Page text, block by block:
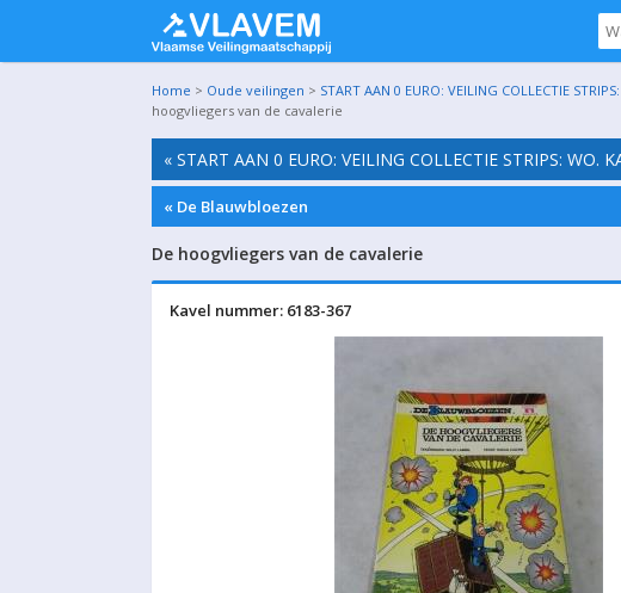
Home > Oude veilingen > START AAN 0 EURO: VEILING COLLECTIE
hoogvliegers van de cavalerie
« START AAN 0 EURO: VEILING COLLECTIE STRIPS: WO.
« De Blauwbloezen
De hoogvliegers van de cavalerie
Kavel nummer: 6183-367